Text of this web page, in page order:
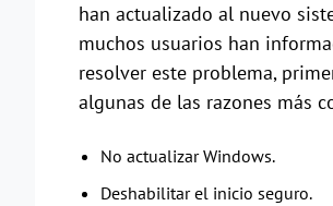
han actualizado al nuevo
muchos usuarios han
resolver este problema,
algunas de las razones más
No actualizar Windows.
Deshabilitar el inicio seguro.